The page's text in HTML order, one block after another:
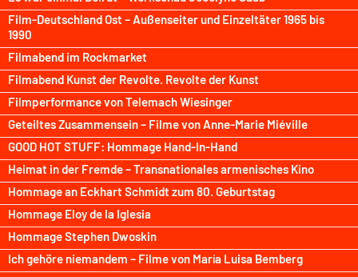
Film-Deutschland Ost – Außenseiter und Einzeltäter 1965 bis
1990
Filmabend im Rockmarket
Filmabend Kunst der Revolte. Revolte der Kunst
Filmperformance von Telemach Wiesinger
Geteiltes Zusammensein – Filme von Anne-Marie Miéville
GOOD HOT STUFF: Hommage Hand-In-Hand
Heimat in der Fremde – Transnationales armenisches Kino
Hommage an Eckhart Schmidt zum 80. Geburtstag
Hommage Eloy de la Iglesia
Hommage Stephen Dwoskin
Ich gehöre niemandem – Filme von María Luisa Bemberg